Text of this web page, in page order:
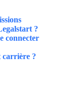
?
connecter
carrière ?